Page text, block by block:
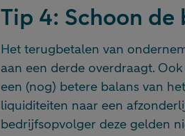
Tip 4: Schoon de
Het terugbetalen van
aan een derde overdraagt.
een (nog) betere balans van
liquiditeiten naar een
bedrijfsopvolger deze gelden